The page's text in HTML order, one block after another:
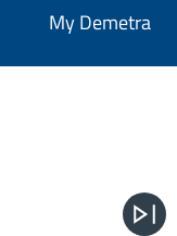
My Demetra